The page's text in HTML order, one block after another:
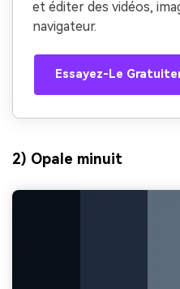
et éditer des vidéos,
navigateur.
Essayez-Le
2) Opale minuit